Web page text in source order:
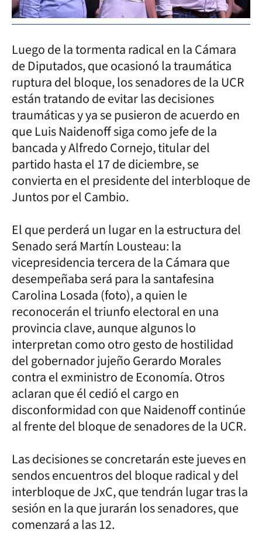
Luego de la tormenta radical en la Cámara
de Diputados, que ocasionó la traumática
ruptura del bloque, los senadores de la UCR
están tratando de evitar las decisiones
traumáticas y ya se pusieron de acuerdo en
que Luis Naidenoff siga como jefe de la
bancada y Alfredo Cornejo, titular del
partido hasta el 17 de diciembre, se
convierta en el presidente del interbloque de
Juntos por el Cambio.
El que perderá un lugar en la estructura del
Senado será Martín Lousteau: la
vicepresidencia tercera de la Cámara que
desempeñaba será para la santafesina
Carolina Losada (foto), a quien le
reconocerán el triunfo electoral en una
provincia clave, aunque algunos lo
interpretan como otro gesto de hostilidad
del gobernador jujeño Gerardo Morales
contra el exministro de Economía. Otros
aclaran que él cedió el cargo en
disconformidad con que Naidenoff continúe
al frente del bloque de senadores de la UCR.
Las decisiones se concretarán este jueves en
sendos encuentros del bloque radical y del
interbloque de JxC, que tendrán lugar tras la
sesión en la que jurarán los senadores, que
comenzará a las 12.